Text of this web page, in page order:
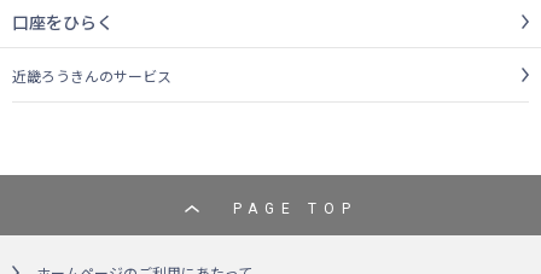
口座をひらく
近畿ろうきんのサービス
PAGE TOP